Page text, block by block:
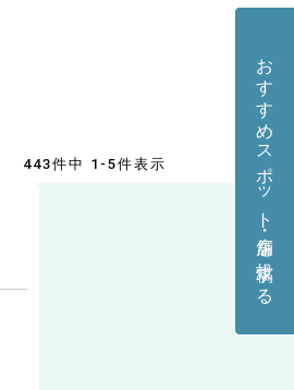
443件中 1-5件表示 おすすめスポット・店舗を投稿する